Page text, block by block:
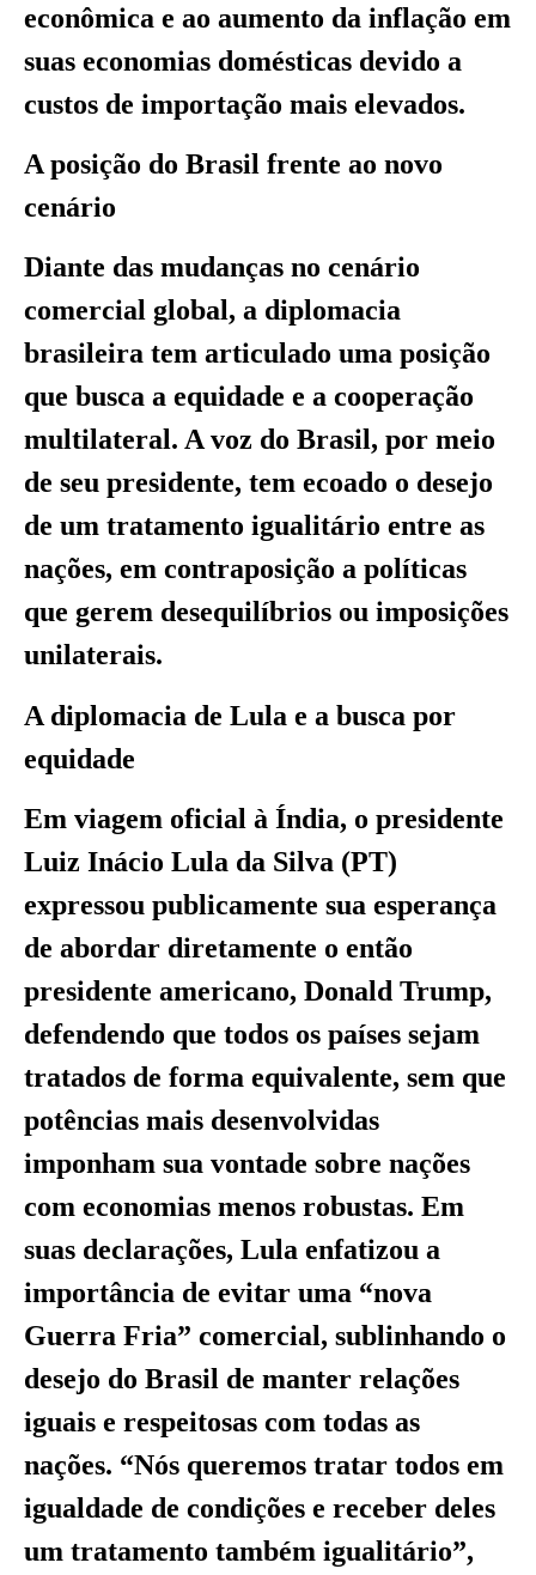
econômica e ao aumento da inflação em
suas economias domésticas devido a
custos de importação mais elevados.
A posição do Brasil frente ao novo
cenário
Diante das mudanças no cenário
comercial global, a diplomacia
brasileira tem articulado uma posição
que busca a equidade e a cooperação
multilateral. A voz do Brasil, por meio
de seu presidente, tem ecoado o desejo
de um tratamento igualitário entre as
nações, em contraposição a políticas
que gerem desequilíbrios ou imposições
unilaterais.
A diplomacia de Lula e a busca por
equidade
Em viagem oficial à Índia, o presidente
Luiz Inácio Lula da Silva (PT)
expressou publicamente sua esperança
de abordar diretamente o então
presidente americano, Donald Trump,
defendendo que todos os países sejam
tratados de forma equivalente, sem que
potências mais desenvolvidas
imponham sua vontade sobre nações
com economias menos robustas. Em
suas declarações, Lula enfatizou a
importância de evitar uma “nova
Guerra Fria” comercial, sublinhando o
desejo do Brasil de manter relações
iguais e respeitosas com todas as
nações. “Nós queremos tratar todos em
igualdade de condições e receber deles
um tratamento também igualitário”,